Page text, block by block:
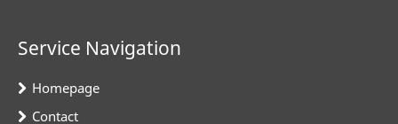
Service Navigation
Homepage
Contact